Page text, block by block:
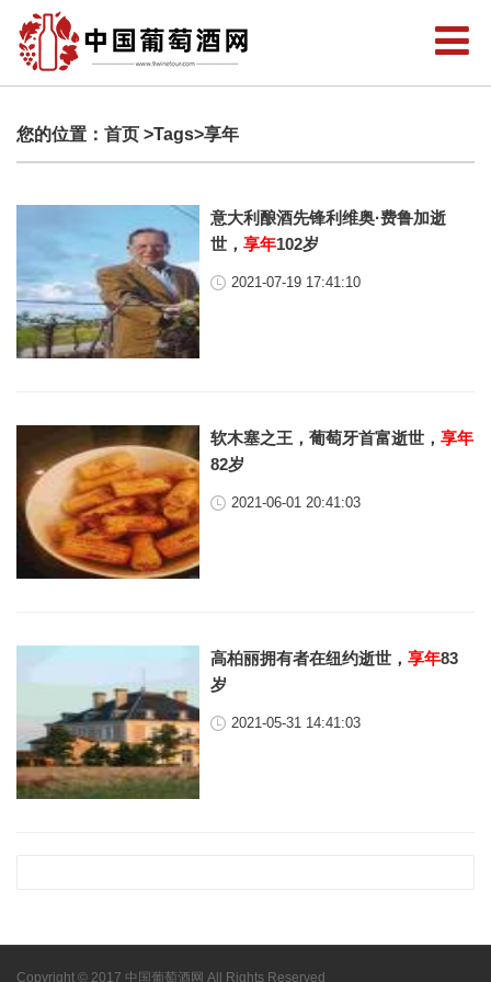
您的位置： 首页 >Tags>享年
意大利酿酒先锋利维奥·费鲁加逝
世，享年102岁
2021-07-19 17:41:10
软木塞之王，葡萄牙首富逝世，享年
82岁
2021-06-01 20:41:03
高柏丽拥有者在纽约逝世，享年83
岁
2021-05-31 14:41:03
Copyright © 2017 中国葡萄酒网 All Rights Reserved